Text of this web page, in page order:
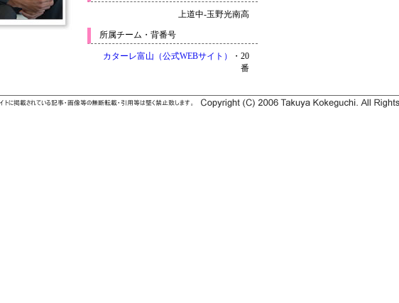
上道中-玉野光南高
所属チーム・背番号
カターレ富山（公式WEBサイト）
・20
番